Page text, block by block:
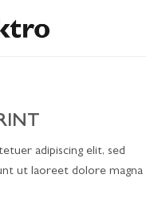
adipiscing elit, sed
ut laoreet dolore magna